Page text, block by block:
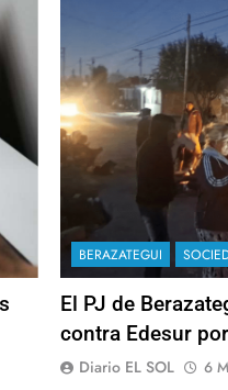
BERAZATEGUI
El PJ de
contra Edesur
Diario EL SOL 6